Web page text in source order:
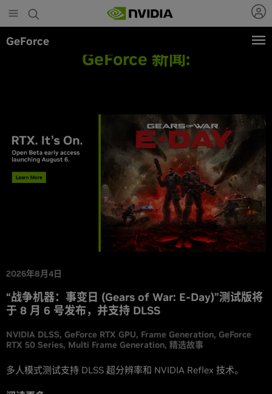
to
main
content
GeForce
GeForce 新闻:
2026年8月4日
“战争机器：事变日 (Gears of War: E-Day)”测试版将
于 8 月 6 号发布，并支持 DLSS
NVIDIA DLSS GeForce RTX GPU Frame Generation GeForce
RTX 50 Series Multi Frame Generation 精选故事
多人模式测试支持 DLSS 超分辨率和 NVIDIA Reflex 技术。